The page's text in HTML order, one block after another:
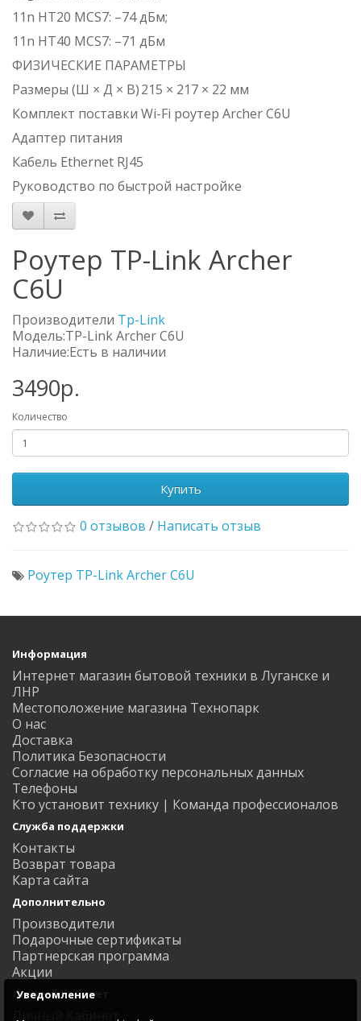
11n HT20 MCS7: –74 дБм;
11n HT40 MCS7: –71 дБм
ФИЗИЧЕСКИЕ ПАРАМЕТРЫ
Размеры (Ш × Д × В)215 × 217 × 22 мм
Комплект поставки Wi-Fi роутер Archer C6U
Адаптер питания
Кабель Ethernet RJ45
Руководство по быстрой настройке
Роутер TP-Link Archer
C6U
Производители Tp-Link
Модель:TP-Link Archer C6U
Наличие:Есть в наличии
3490р.
Количество
Купить
0 отзывов / Написать отзыв
Роутер TP-Link Archer C6U
Информация
Интернет магазин бытовой техники в Луганске и
ЛНР
Местоположение магазина Технопарк
О нас
Доставка
Политика Безопасности
Согласие на обработку персональных данных
Телефоны
Кто установит технику | Команда профессионалов
Служба поддержки
Контакты
Возврат товара
Карта сайта
Дополнительно
Производители
Подарочные сертификаты
Партнерская программа
Акции
Личный Кабинет
Личный Кабинет
Уведомление